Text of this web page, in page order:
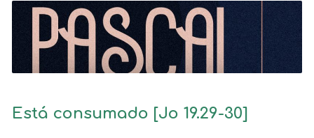
Está consumado [Jo 19.29-30]